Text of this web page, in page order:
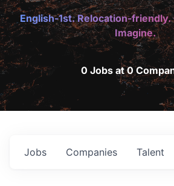
English-1st. Relocation-
Imagine.
0 Jobs at 0
Jobs Companies Talent